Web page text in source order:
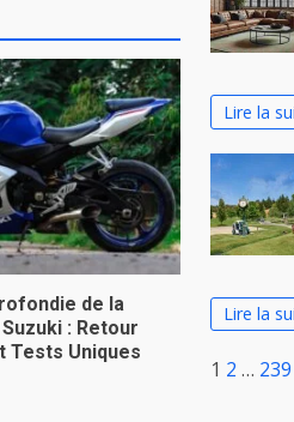
de la
: Retour
Tests Uniques
Lire la
Lire la
Page:
1 2 … 239